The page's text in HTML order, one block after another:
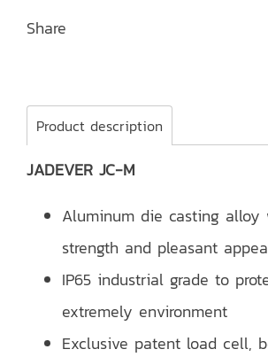
Share
Product description
JADEVER JC-M
Aluminum die casting alloy
strength and pleasant
IP65 industrial grade to
extremely environment
Exclusive patent load cell,